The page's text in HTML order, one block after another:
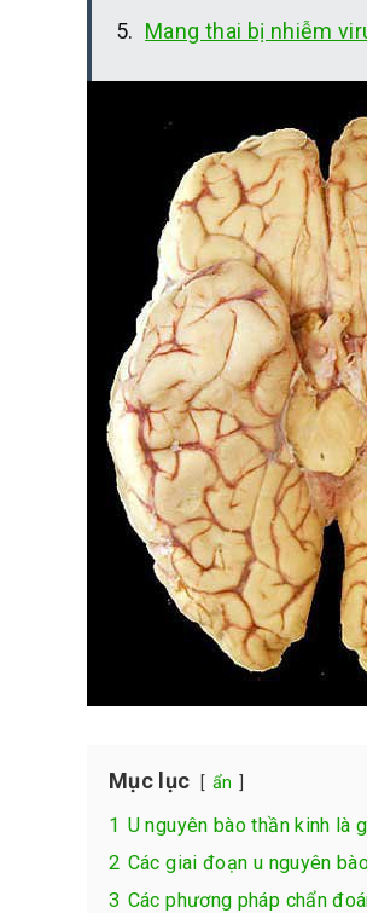
Mang thai bị nhiễm
Mục lục ẩn
1 U nguyên bào thần kinh là
2 Các giai đoạn u nguyên
3 Các phương pháp chẩn